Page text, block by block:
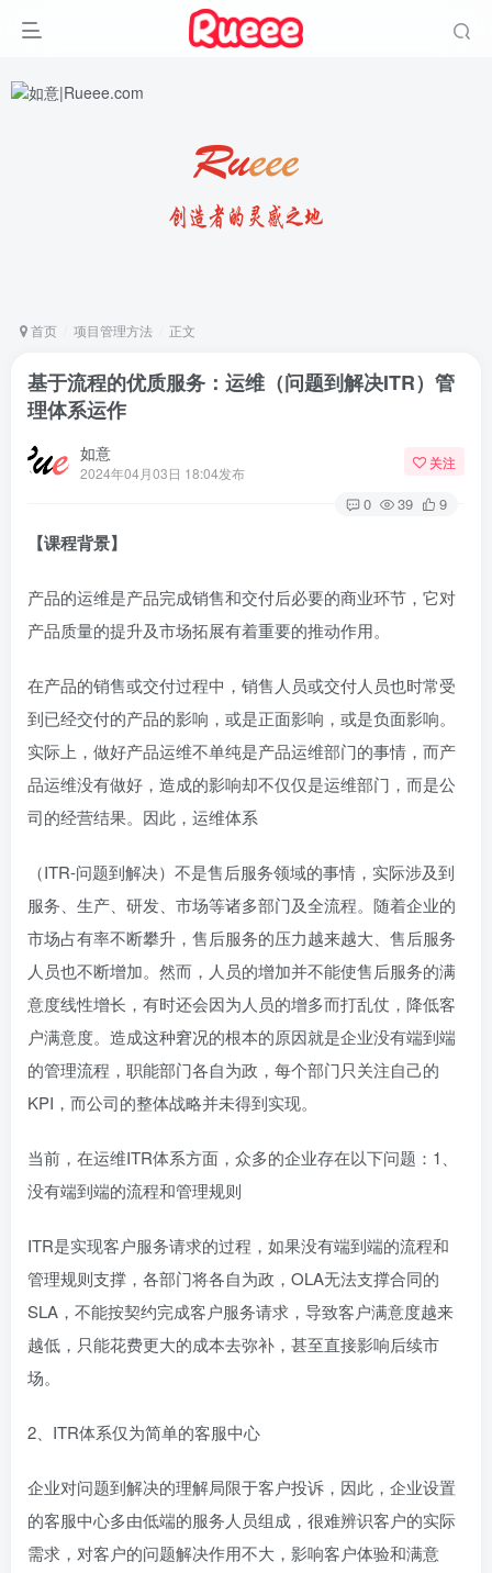
首页 项目管理方法 正文
基于流程的优质服务：运维（问题到解决ITR）管
理体系运作
如意
2024年04月03日 18:04发布
关注
0 39 9
【课程背景】
产品的运维是产品完成销售和交付后必要的商业环节，它对
产品质量的提升及市场拓展有着重要的推动作用。
在产品的销售或交付过程中，销售人员或交付人员也时常受
到已经交付的产品的影响，或是正面影响，或是负面影响。
实际上，做好产品运维不单纯是产品运维部门的事情，而产
品运维没有做好，造成的影响却不仅仅是运维部门，而是公
司的经营结果。因此，运维体系
（ITR-问题到解决）不是售后服务领域的事情，实际涉及到
服务、生产、研发、市场等诸多部门及全流程。随着企业的
市场占有率不断攀升，售后服务的压力越来越大、售后服务
人员也不断增加。然而，人员的增加并不能使售后服务的满
意度线性增长，有时还会因为人员的增多而打乱仗，降低客
户满意度。造成这种窘况的根本的原因就是企业没有端到端
的管理流程，职能部门各自为政，每个部门只关注自己的
KPI，而公司的整体战略并未得到实现。
当前，在运维ITR体系方面，众多的企业存在以下问题：1、
没有端到端的流程和管理规则
ITR是实现客户服务请求的过程，如果没有端到端的流程和
管理规则支撑，各部门将各自为政，OLA无法支撑合同的
SLA，不能按契约完成客户服务请求，导致客户满意度越来
越低，只能花费更大的成本去弥补，甚至直接影响后续市
场。
2、ITR体系仅为简单的客服中心
企业对问题到解决的理解局限于客户投诉，因此，企业设置
的客服中心多由低端的服务人员组成，很难辨识客户的实际
需求，对客户的问题解决作用不大，影响客户体验和满意